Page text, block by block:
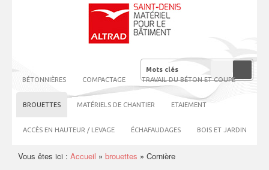
BÉTONNIÈRES COMPACTAGE TRAVAIL DU BÉTON ET COUPE
BROUETTES MATÉRIELS DE CHANTIER ETAIEMENT
ACCÈS EN HAUTEUR / LEVAGE ÉCHAFAUDAGES BOIS ET JARDIN
Vous êtes ici : Accueil » brouettes » Cornière